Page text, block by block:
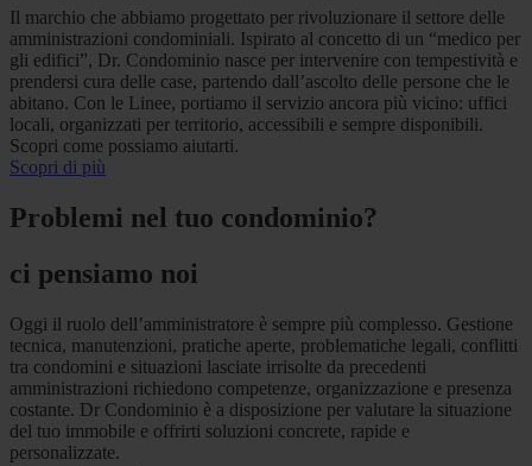
Il marchio che abbiamo progettato per rivoluzionare il settore delle
amministrazioni condominiali. Ispirato al concetto di un “medico per
gli edifici”, Dr. Condominio nasce per intervenire con tempestività e
prendersi cura delle case, partendo dall’ascolto delle persone che le
abitano. Con le Linee, portiamo il servizio ancora più vicino: uffici
locali, organizzati per territorio, accessibili e sempre disponibili.
Scopri come possiamo aiutarti.
Scopri di più
Problemi nel tuo condominio?
ci pensiamo noi
Oggi il ruolo dell’amministratore è sempre più complesso. Gestione
tecnica, manutenzioni, pratiche aperte, problematiche legali, conflitti
tra condomini e situazioni lasciate irrisolte da precedenti
amministrazioni richiedono competenze, organizzazione e presenza
costante. Dr Condominio è a disposizione per valutare la situazione
del tuo immobile e offrirti soluzioni concrete, rapide e
personalizzate.